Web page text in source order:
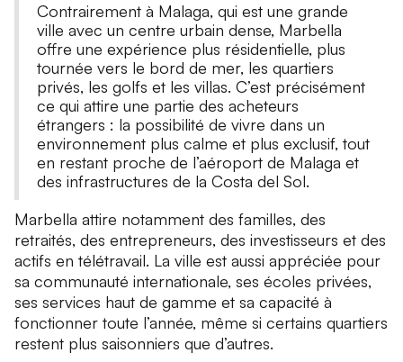
Contrairement à Malaga, qui est une grande
ville avec un centre urbain dense, Marbella
offre une expérience plus résidentielle, plus
tournée vers le bord de mer, les quartiers
privés, les golfs et les villas. C’est précisément
ce qui attire une partie des acheteurs
étrangers : la possibilité de vivre dans un
environnement plus calme et plus exclusif, tout
en restant proche de l’aéroport de Malaga et
des infrastructures de la Costa del Sol.
Marbella attire notamment des familles, des
retraités, des entrepreneurs, des investisseurs et des
actifs en télétravail. La ville est aussi appréciée pour
sa communauté internationale, ses écoles privées,
ses services haut de gamme et sa capacité à
fonctionner toute l’année, même si certains quartiers
restent plus saisonniers que d’autres.